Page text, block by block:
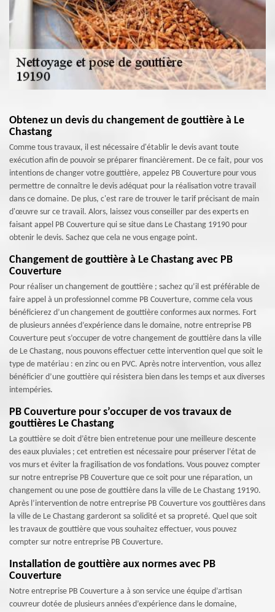
Obtenez un devis du changement de gouttière à Le
Chastang
Comme tous travaux, il est nécessaire d'établir le devis avant toute
exécution afin de pouvoir se préparer financièrement. De ce fait, pour vos
intentions de changer votre gouttière, appelez PB Couverture pour vous
permettre de connaître le devis adéquat pour la réalisation votre travail
dans ce domaine. De plus, c'est rare de trouver le tarif précisant de main
d'œuvre sur ce travail. Alors, laissez vous conseiller par des experts en
faisant appel PB Couverture qui se situe dans Le Chastang 19190 pour
obtenir le devis. Sachez que cela ne vous engage point.
Changement de gouttière à Le Chastang avec PB
Couverture
Pour réaliser un changement de gouttière ; sachez qu’il est préférable de
faire appel à un professionnel comme PB Couverture, comme cela vous
bénéficierez d’un changement de gouttière conformes aux normes. Fort
de plusieurs années d’expérience dans le domaine, notre entreprise PB
Couverture peut s’occuper de votre changement de gouttière dans la ville
de Le Chastang, nous pouvons effectuer cette intervention quel que soit le
type de matériau : en zinc ou en PVC. Après notre intervention, vous allez
bénéficier d’une gouttière qui résistera bien dans les temps et aux diverses
intempéries.
PB Couverture pour s’occuper de vos travaux de
gouttières Le Chastang
La gouttière se doit d’être bien entretenue pour une meilleure descente
des eaux pluviales ; cet entretien est nécessaire pour préserver l’état de
vos murs et éviter la fragilisation de vos fondations. Vous pouvez compter
sur notre entreprise PB Couverture que ce soit pour une réparation, un
changement ou une pose de gouttière dans la ville de Le Chastang 19190.
Après l’intervention de notre entreprise PB Couverture vos gouttières dans
la ville de Le Chastang garderont sa solidité et sa propreté. Quel que soit
les travaux de gouttière que vous souhaitez effectuer, vous pouvez
compter sur notre entreprise PB Couverture.
Installation de gouttière aux normes avec PB
Couverture
Notre entreprise PB Couverture a à son service une équipe d’artisan
couvreur dotée de plusieurs années d’expérience dans le domaine,